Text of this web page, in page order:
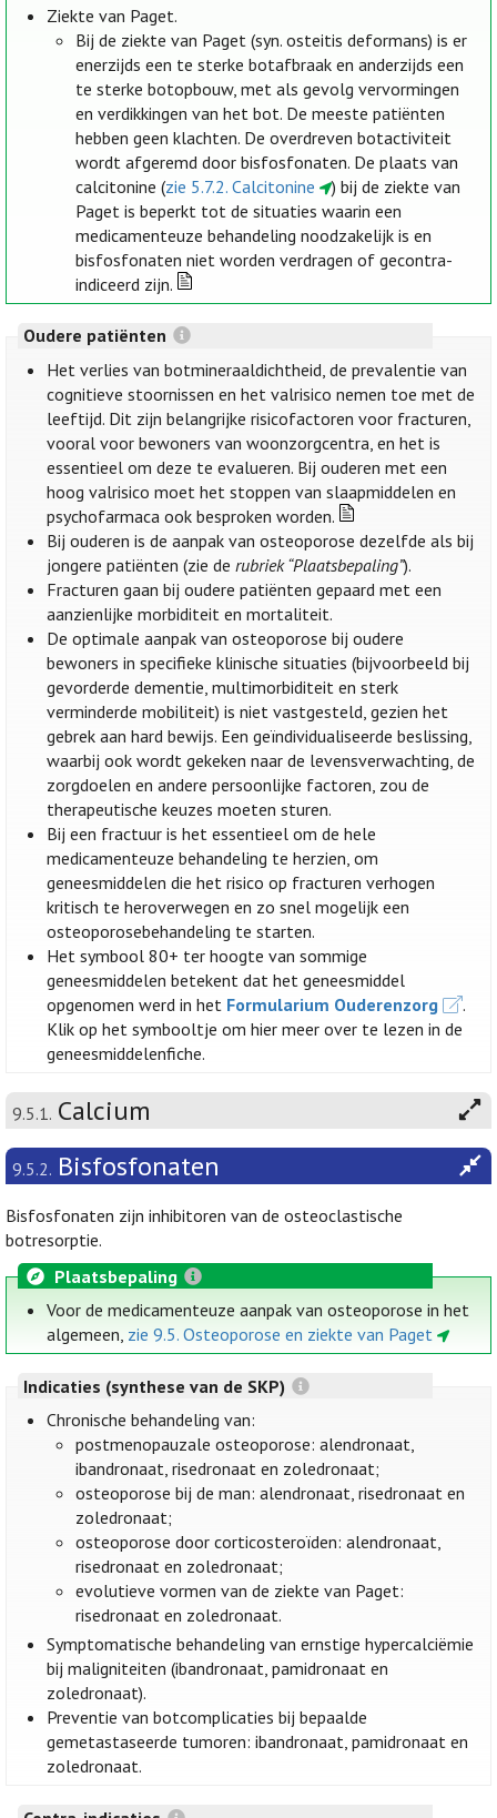
Ziekte van Paget.
Bij de ziekte van Paget (syn. osteitis deformans) is er
enerzijds een te sterke botafbraak en anderzijds een
te sterke botopbouw, met als gevolg vervormingen
en verdikkingen van het bot. De meeste patiënten
hebben geen klachten. De overdreven botactiviteit
wordt afgeremd door bisfosfonaten. De plaats van
calcitonine (zie 5.7.2. Calcitonine
) bij de ziekte van
Paget is beperkt tot de situaties waarin een
medicamenteuze behandeling noodzakelijk is en
bisfosfonaten niet worden verdragen of gecontra-
indiceerd zijn.
Oudere patiënten
Het verlies van botmineraaldichtheid, de prevalentie van
cognitieve stoornissen en het valrisico nemen toe met de
leeftijd. Dit zijn belangrijke risicofactoren voor fracturen,
vooral voor bewoners van woonzorgcentra, en het is
essentieel om deze te evalueren. Bij ouderen met een
hoog valrisico moet het stoppen van slaapmiddelen en
psychofarmaca ook besproken worden.
Bij ouderen is de aanpak van osteoporose dezelfde als bij
jongere patiënten (zie derubriek “Plaatsbepaling”).
Fracturen gaan bij oudere patiënten gepaard met een
aanzienlijke morbiditeit en mortaliteit.
De optimale aanpak van osteoporose bij oudere
bewoners in specifieke klinische situaties (bijvoorbeeld bij
gevorderde dementie, multimorbiditeit en sterk
verminderde mobiliteit) is niet vastgesteld, gezien het
gebrek aan hard bewijs. Een geïndividualiseerde beslissing,
waarbij ook wordt gekeken naar de levensverwachting, de
zorgdoelen en andere persoonlijke factoren, zou de
therapeutische keuzes moeten sturen.
Bij een fractuur is het essentieel om de hele
medicamenteuze behandeling te herzien, om
geneesmiddelen die het risico op fracturen verhogen
kritisch te heroverwegen en zo snel mogelijk een
osteoporosebehandeling te starten.
Het symbool 80+ ter hoogte van sommige
geneesmiddelen betekent dat het geneesmiddel
opgenomen werd in het Formularium Ouderenzorg
.
Klik op het symbooltje om hier meer over te lezen in de
geneesmiddelenfiche.
9.5.1. Calcium
9.5.2. Bisfosfonaten
Bisfosfonaten zijn inhibitoren van de osteoclastische
botresorptie.
Plaatsbepaling
Voor de medicamenteuze aanpak van osteoporose in het
algemeen, zie 9.5. Osteoporose en ziekte van Paget
Indicaties (synthese van de SKP)
Chronische behandeling van:
postmenopauzale osteoporose: alendronaat,
ibandronaat, risedronaat en zoledronaat;
osteoporose bij de man: alendronaat, risedronaat en
zoledronaat;
osteoporose door corticosteroïden: alendronaat,
risedronaat en zoledronaat;
evolutieve vormen van de ziekte van Paget:
risedronaat en zoledronaat.
Symptomatische behandeling van ernstige hypercalciëmie
bij maligniteiten (ibandronaat, pamidronaat en
zoledronaat).
Preventie van botcomplicaties bij bepaalde
gemetastaseerde tumoren: ibandronaat, pamidronaat en
zoledronaat.